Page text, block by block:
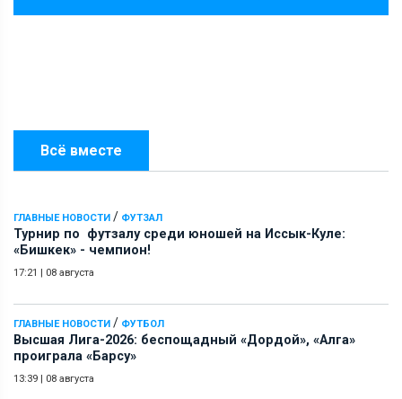
Всё вместе
ГЛАВНЫЕ НОВОСТИ / ФУТЗАЛ
Турнир по футзалу среди юношей на Иссык-Куле:
«Бишкек» - чемпион!
17:21 | 08 августа
ГЛАВНЫЕ НОВОСТИ / ФУТБОЛ
Высшая Лига-2026: беспощадный «Дордой», «Алга»
проиграла «Барсу»
13:39 | 08 августа